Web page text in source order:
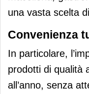
una vasta scelta
Convenienza
In particolare,
prodotti di qualità
all’anno, senza